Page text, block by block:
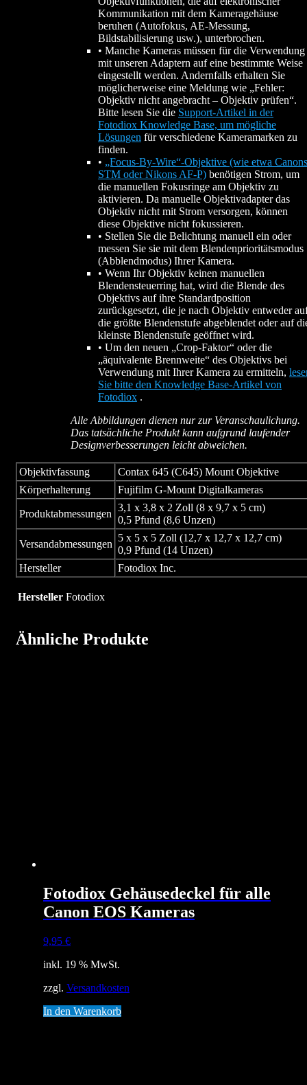
Kommunikation mit dem Kameragehäuse
beruhen (Autofokus, AE-Messung,
Bildstabilisierung usw.), unterbrochen.
• Manche Kameras müssen für die Verwendung
mit unseren Adaptern auf eine bestimmte Weise
eingestellt werden. Andernfalls erhalten Sie
möglicherweise eine Meldung wie „Fehler:
Objektiv nicht angebracht – Objektiv prüfen“.
Bitte lesen Sie die Support-Artikel in der
Fotodiox Knowledge Base, um mögliche
Lösungen für verschiedene Kameramarken zu
finden.
• „Focus-By-Wire“-Objektive (wie etwa Canons
STM oder Nikons AF-P) benötigen Strom, um
die manuellen Fokusringe am Objektiv zu
aktivieren. Da manuelle Objektivadapter das
Objektiv nicht mit Strom versorgen, können
diese Objektive nicht fokussieren.
• Stellen Sie die Belichtung manuell ein oder
messen Sie sie mit dem Blendenprioritätsmodus
(Abblendmodus) Ihrer Kamera.
• Wenn Ihr Objektiv keinen manuellen
Blendensteuerring hat, wird die Blende des
Objektivs auf ihre Standardposition
zurückgesetzt, die je nach Objektiv entweder
die größte Blendenstufe abgeblendet oder auf
kleinste Blendenstufe geöffnet wird.
• Um den neuen „Crop-Faktor“ oder die
„äquivalente Brennweite“ des Objektivs bei
Verwendung mit Ihrer Kamera zu ermitteln,
Sie bitte den Knowledge Base-Artikel von
Fotodiox .
Alle Abbildungen dienen nur zur Veranschaulichung.
Das tatsächliche Produkt kann aufgrund laufender
Designverbesserungen leicht abweichen.
Objektivfassung
Contax 645 (C645) Mount Objektive
Körperhalterung
Fujifilm G-Mount Digitalkameras
Produktabmessungen
3,1 x 3,8 x 2 Zoll (8 x 9,7 x 5 cm)
0,5 Pfund (8,6 Unzen)
Versandabmessungen
5 x 5 x 5 Zoll (12,7 x 12,7 x 12,7 cm)
0,9 Pfund (14 Unzen)
Hersteller
Fotodiox Inc.
Hersteller Fotodiox
Ähnliche Produkte
Fotodiox Gehäusedeckel für alle
Canon EOS Kameras
9,95 €
inkl. 19 % MwSt.
zzgl. Versandkosten
In den Warenkorb